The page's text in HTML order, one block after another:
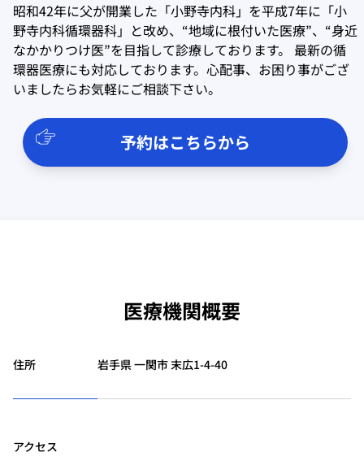
昭和42年に父が開業した「小野寺内科」を平成7年に「小
野寺内科循環器科」と改め、“地域に根付いた医療”、“身近
なかかりつけ医”を目指して診療しております。 最新の循
環器医療にも対応しております。心配事、お困り事がござ
いましたらお気軽にご相談下さい。
予約はこちらから
医療機関概要
住所 岩手県 一関市 末広1-4-40
アクセス